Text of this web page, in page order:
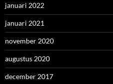
januari 2022
januari 2021
november 2020
augustus 2020
december 2017